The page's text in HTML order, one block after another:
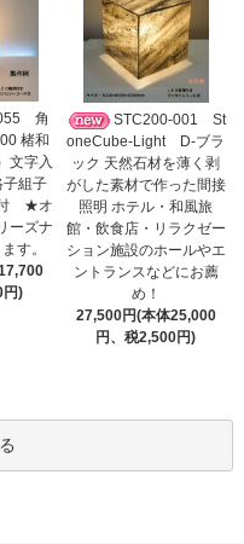
角
楮和
文字入
子組子
★オ
ーズナ
す。
円)
STC200-001 St
oneCube-Light D-ブラ
ック 天然石材を薄く剥
がした素材で作った間接
照明 ホテル・和風旅
館・飲食店・リラクゼー
ション施設のホールやエ
ントランスなどにお薦
め！
27,500円(本体25,000
円、税2,500円)